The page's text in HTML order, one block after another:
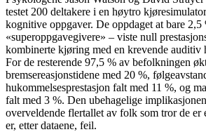
testet 200 deltakere i en høytro
kognitive oppgaver. De oppdaget at bare
«superoppgavegivere» – viste null
kombinerte kjøring med en krevende auditiv
For de resterende 97,5 % av befolkningen
bremsereasjonstidene med 20 %,
hukommelsesprestasjon falt med 11 %, og
falt med 3 %. Den ubehagelige
overveldende flertallet av folk som tror de er
er, etter dataene, feil.